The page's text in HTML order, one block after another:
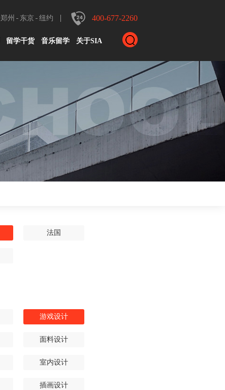
400-677-2260
郑州 东京 纽约
留学干货 音乐留学 关于SIA
法国
游戏设计
面料设计
室内设计
插画设计